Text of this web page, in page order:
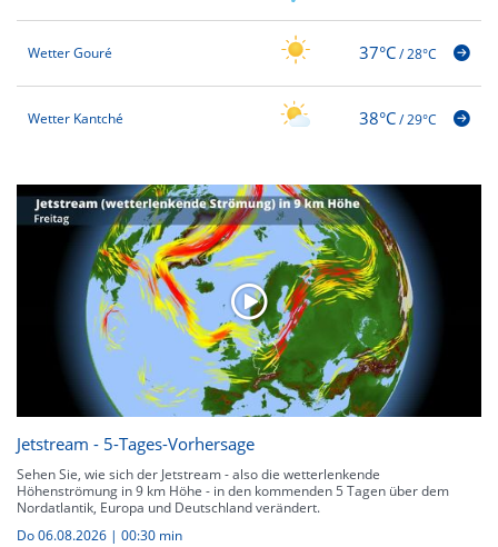
Wetter Gouré 37°C/28°C
Wetter Kantché 38°C/29°C
Jetstream - 5-Tages-Vorhersage
Sehen Sie, wie sich der Jetstream - also die wetterlenkende
Höhenströmung in 9 km Höhe - in den kommenden 5 Tagen über dem
Nordatlantik, Europa und Deutschland verändert.
Do 06.08.2026 | 00:30 min